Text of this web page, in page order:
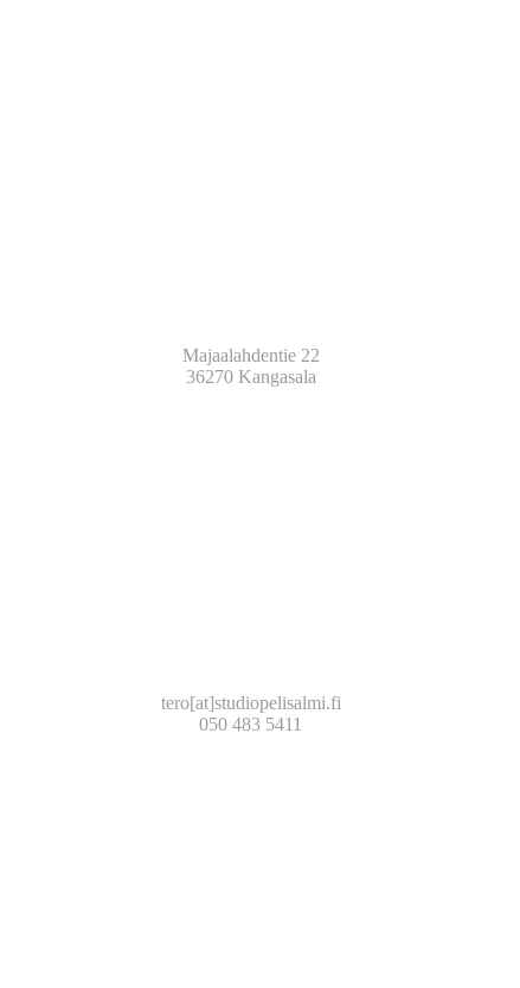
Majaalahdentie 22
36270 Kangasala
tero[at]studiopelisalmi.fi
050 483 5411